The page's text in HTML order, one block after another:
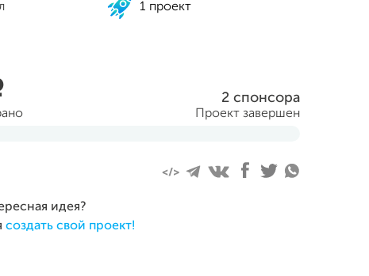
1 проект
2 спонсора
Проект завершен
идея?
создать свой проект!